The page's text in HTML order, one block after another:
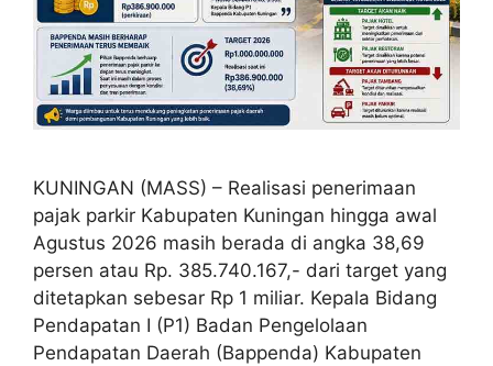
KUNINGAN (MASS) – Realisasi penerimaan
pajak parkir Kabupaten Kuningan hingga awal
Agustus 2026 masih berada di angka 38,69
persen atau Rp. 385.740.167,- dari target yang
ditetapkan sebesar Rp 1 miliar. Kepala Bidang
Pendapatan I (P1) Badan Pengelolaan
Pendapatan Daerah (Bappenda) Kabupaten